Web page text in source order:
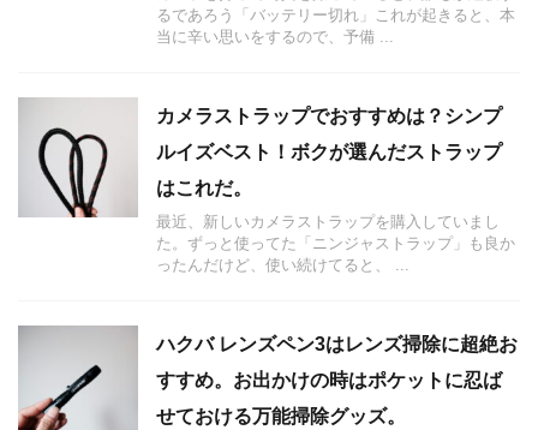
るであろう「バッテリー切れ」これが起きると、本
当に辛い思いをするので、予備 ...
カメラストラップでおすすめは？シンプ
ルイズベスト！ボクが選んだストラップ
はこれだ。
最近、新しいカメラストラップを購入していまし
た。ずっと使ってた「ニンジャストラップ」も良か
ったんだけど、使い続けてると、 ...
ハクバ レンズペン3はレンズ掃除に超絶お
すすめ。お出かけの時はポケットに忍ば
せておける万能掃除グッズ。